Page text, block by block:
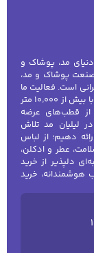
کرم
کرم را
پوست‌های
طراحی
و میزان
و تماس
دچار
مد، پوشاک و
از ۱۵ سال تجربه در صنعت پوشاک و مد،
است. فعالیت ما
از سال ۲۰۰۸ زیرمجموعه گروه شکوفا آغاز شد و امروز با بیش از ۱۰٬۰۰۰ متر
از قطب‌های عرضه
لیلیان مد تلاش
دهیم؛ از لباس
عطر و ادکلن،
دلپذیر از خرید
هوشمندانه، خرید